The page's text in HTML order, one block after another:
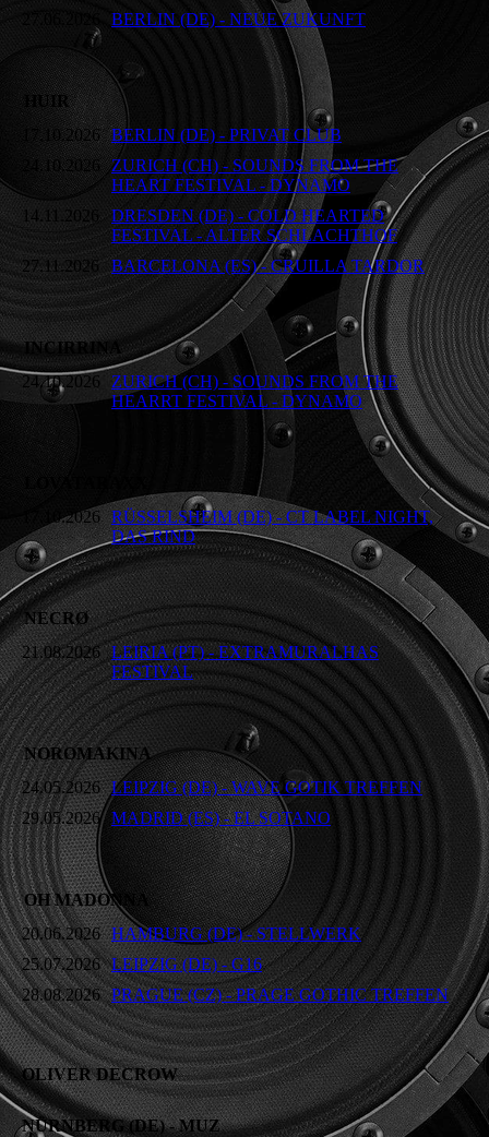
BERLIN (DE) - NEUE ZUKUNFT
HUIR
17.10.2026 BERLIN (DE) - PRIVAT CLUB
24.10.2026
ZURICH (CH) - SOUNDS FROM THE
HEART FESTIVAL - DYNAMO
14.11.2026
DRESDEN (DE) - COLD HEARTED
FESTIVAL - ALTER SCHLACHTHOF
27.11.2026
BARCELONA (ES) - CRUILLA TARDOR
INCIRRINA
24.10.2026
ZURICH (CH) - SOUNDS FROM THE
HEARRT FESTIVAL - DYNAMO
17.10.2026 RÜSSELSHEIM (DE) - CT LABEL NIGHT,
DAS RIND
NECRØ
21.08.2026 LEIRIA (PT) - EXTRAMURALHAS
FESTIVAL
NOROMAKINA
24.05.2026 LEIPZIG (DE) - WAVE GOTIK TREFFEN
29.05.2026 MADRID (ES) - EL SOTANO
OH MADONNA
20.06.2026 HAMBURG (DE) - STELLWERK
25.07.2026 LEIPZIG (DE) - G16
28.08.2026 PRAGUE (CZ) - PRAGE GOTHIC TREFFEN
OLIVER DECROW
NÜRNBERG (DE) - MUZ